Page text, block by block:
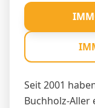
Seit 2001
Buchholz-